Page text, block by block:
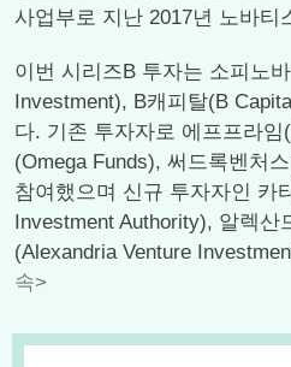
사업부로 지난 2017년 노바티
이번 시리즈B 투자는 소피노
Investment), B캐피탈(B
다. 기존 투자자로 에프프라
(Omega Funds), 써드록벤처
참여했으며 신규 투자자인 카
Investment Authority), 알렉산
(Alexandria Venture
속>